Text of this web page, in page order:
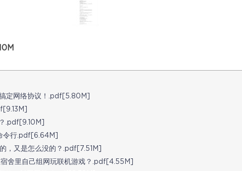
定网络协议！.pdf[5.80M]
.pdf[9.10M]
令行.pdf[6.64M]
，又是怎么没的？.pdf[7.51M]
舍里自己组网玩联机游戏？.pdf[4.55M]